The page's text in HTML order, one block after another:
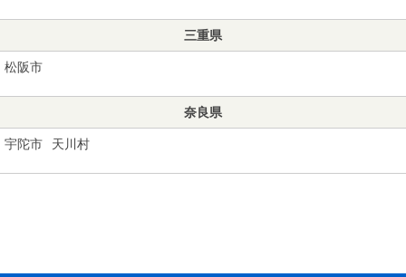
三重県
松阪市
奈良県
宇陀市 天川村